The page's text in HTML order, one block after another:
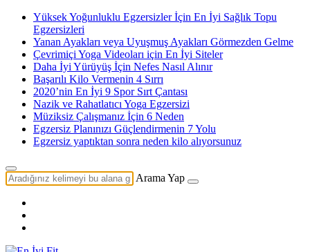
Yüksek Yoğunluklu Egzersizler İçin En İyi Sağlık Topu
Egzersizleri
Yanan Ayakları veya Uyuşmuş Ayakları Görmezden Gelme
Çevrimiçi Yoga Videoları için En İyi Siteler
Daha İyi Yürüyüş İçin Nefes Nasıl Alınır
Başarılı Kilo Vermenin 4 Sırrı
2020’nin En İyi 9 Spor Sırt Çantası
Nazik ve Rahatlatıcı Yoga Egzersizi
Müziksiz Çalışmanız İçin 6 Neden
Egzersiz Planınızı Güçlendirmenin 7 Yolu
Egzersiz yaptıktan sonra neden kilo alıyorsunuz
Arama Yap